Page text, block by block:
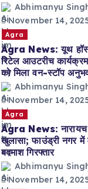
Abhimanyu
November 14,
Agra
Agra News: यूथ
रिटेल आउटरीच
को मिला वन-स्टॉप
Abhimanyu
November 14,
Agra
Agra News:
खुलासा; फाउंड्री नगर
बदमाश गिरफ्तार
Abhimanyu
November 14,